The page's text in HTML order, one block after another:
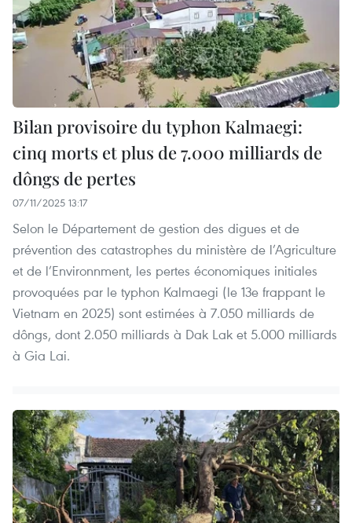
Bilan provisoire du typhon Kalmaegi:
cinq morts et plus de 7.000 milliards de
dôngs de pertes
07/11/2025 13:17
Selon le Département de gestion des digues et de
prévention des catastrophes du ministère de l’Agriculture
et de l’Environnment, les pertes économiques initiales
provoquées par le typhon Kalmaegi (le 13e frappant le
Vietnam en 2025) sont estimées à 7.050 milliards de
dôngs, dont 2.050 milliards à Dak Lak et 5.000 milliards
à Gia Lai.